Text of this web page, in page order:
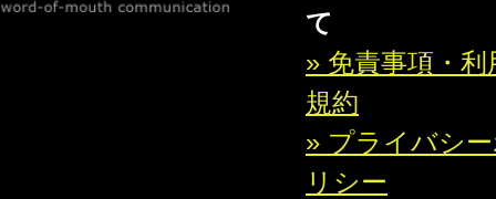
て
» 免責事項・利
規約
» プライバシ
リシー